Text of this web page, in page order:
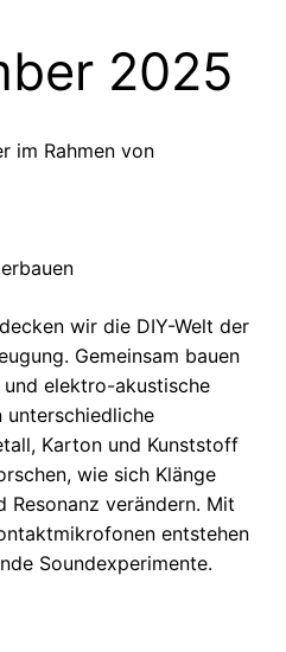
2025
im Rahmen von
wir die DIY-Welt der
Gemeinsam bauen
elektro-akustische
unterschiedliche
Karton und Kunststoff
wie sich Klänge
Resonanz verändern. Mit
entstehen
Soundexperimente.